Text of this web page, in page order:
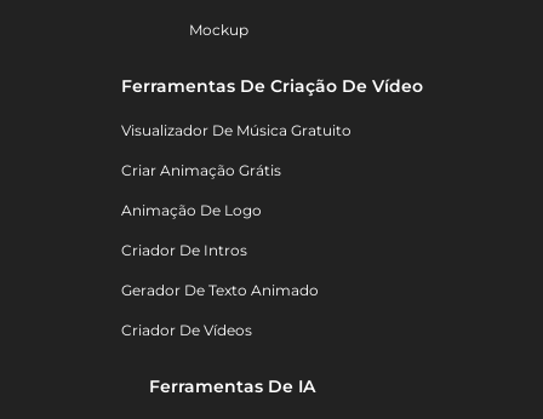
Mockup
Ferramentas De Criação De Vídeo
Visualizador De Música Gratuito
Criar Animação Grátis
Animação De Logo
Criador De Intros
Gerador De Texto Animado
Criador De Vídeos
Ferramentas De IA